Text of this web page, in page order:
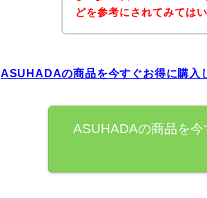
どを参考にされてみては
ASUHADAの商品を今すぐお得に購入
ASUHADAの商品を